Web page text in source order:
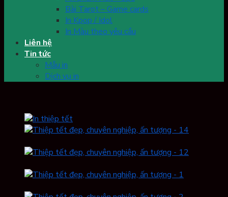
Bài Tarot – Game cards
In Kpop / Idol
In Màu theo yêu cầu
Liên hệ
Tin tức
Mẫu in
Dịch vụ in